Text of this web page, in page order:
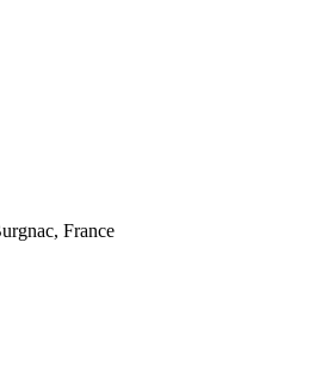
France